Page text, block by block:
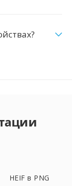
HEIF в PNG